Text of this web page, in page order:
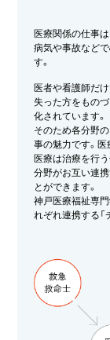
医療関係の仕事は
病気や事故など
す。
医者や看護師だ
失った方をもの
化されています。
そのため各分野
事の魅力です。医
医療は治療を行
分野がお互い連
とができます。
神戸医療福祉専門
れぞれ連携する「